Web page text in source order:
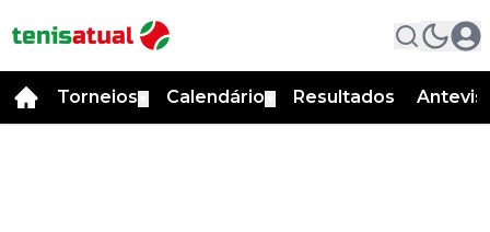
Torneios Calendário Resultados